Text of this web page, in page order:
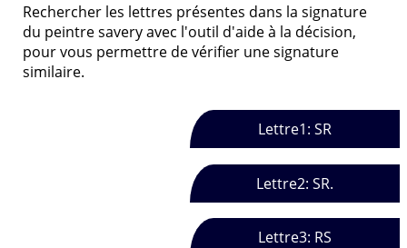
Rechercher les lettres présentes dans la signature
du peintre savery avec l'outil d'aide à la décision,
pour vous permettre de vérifier une signature
similaire.
Lettre1: SR
Lettre2: SR.
Lettre3: RS